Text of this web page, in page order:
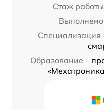
Стаж
Специализация
Образование –